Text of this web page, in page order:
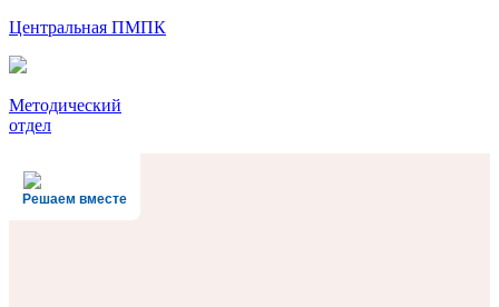
Центральная ПМПК
Методический
отдел
Решаем вместе